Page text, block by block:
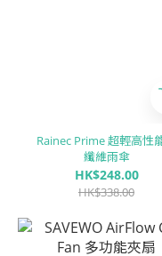
Rainec Prime 超輕高性
纖維雨傘
HK$248.00
HK$338.00